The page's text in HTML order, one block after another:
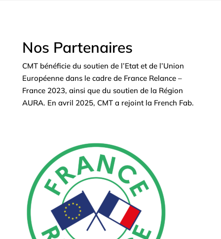
Nos Partenaires
CMT bénéficie du soutien de l’Etat et de l’Union
Européenne dans le cadre de France Relance –
France 2023, ainsi que du soutien de la Région
AURA. En avril 2025, CMT a rejoint la French Fab.